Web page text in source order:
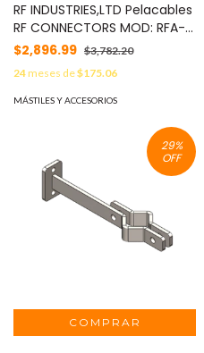
RF INDUSTRIES,LTD Pelacables
RF CONNECTORS MOD: RFA-
4087-KIT
$2,896.99 $3,782.20
24meses de$175.06
MÁSTILES Y ACCESORIOS
29%
OFF